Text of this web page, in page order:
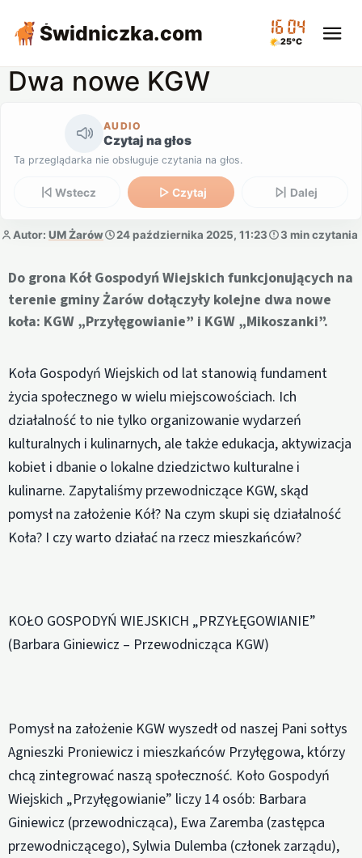
Świdniczka.com 16:04
25°C
Dwa nowe KGW
AUDIO
Czytaj na głos
Ta przeglądarka nie obsługuje czytania na głos.
Wstecz Czytaj Dalej
Autor: UM Żarów 24 października 2025, 11:23 3 min czytania
Do grona Kół Gospodyń Wiejskich funkcjonujących na
terenie gminy Żarów dołączyły kolejne dwa nowe
koła: KGW „Przyłęgowianie” i KGW „Mikoszanki”.
Koła Gospodyń Wiejskich od lat stanowią fundament
życia społecznego w wielu miejscowościach. Ich
działalność to nie tylko organizowanie wydarzeń
kulturalnych i kulinarnych, ale także edukacja, aktywizacja
kobiet i dbanie o lokalne dziedzictwo kulturalne i
kulinarne. Zapytaliśmy przewodniczące KGW, skąd
pomysł na założenie Kół? Na czym skupi się działalność
Koła? I czy warto działać na rzecz mieszkańców?
KOŁO GOSPODYŃ WIEJSKICH „PRZYŁĘGOWIANIE”
(Barbara Giniewicz – Przewodnicząca KGW)
Pomysł na założenie KGW wyszedł od naszej Pani sołtys
Agnieszki Proniewicz i mieszkańców Przyłęgowa, którzy
chcą zintegrować naszą społeczność. Koło Gospodyń
Wiejskich „Przyłęgowianie” liczy 14 osób: Barbara
Giniewicz (przewodnicząca), Ewa Zaremba (zastępca
przewodniczącego), Sylwia Dulemba (członek zarządu),